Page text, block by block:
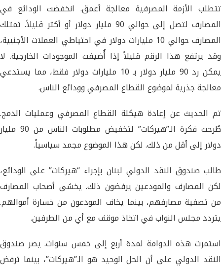
تتطلب الأزمة المصرفية معالجة أعمق. انخفضت الودائع في
المصارف لتصل إلى حوالي 90 مليار دولار أو أكثر قليلاً. تمتلك
المصارف حوالي 10 مليارات دولار في احتياطي العملات الأجنبية،
وقد يرتفع هذا الرقم قليلاً إذا أُضيفت الموجودات الخارجية. لا
يمكن رد 90 مليار دولار بـ 10 مليارات دولار فقط، مما يستدعي
معالجة جذرية لموضوع القطاع المصرفي وودائع الناس.
تم الحديث عن إعادة هيكلة القطاع المصرفي وعمليات الدمج.
طُرحت فكرة الـ”هيركات” لتخفيض مطلوبات الناس من 90 مليار
دولار إلى أقل من ذلك. لكن هذا الموضوع مجمد سياسياً.
طالب صندوق النقد الدولي لبنان بإجراء “هيركات” على الودائع،
لكن المصارف والمودعين يرفضون ذلك. يخشى أصحاب المصارف
من تصفية مصارفهم، بينما يخاف المودعون من خسارة أموالهم.
يتردد مجلس النواب في اتخاذ موقف مع أي من الطرفين.
استمرت هذه الدوامة لمدة أربع إلى خمس سنوات. يصر صندوق
النقد الدولي على أن الحل الوحيد هو الـ”هيركات”، بينما ترفض